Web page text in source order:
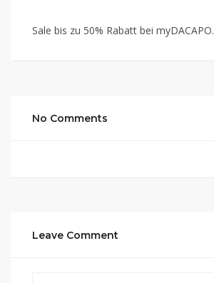
Sale bis zu 50% Rabatt bei myDACAPO.
No Comments
Leave Comment